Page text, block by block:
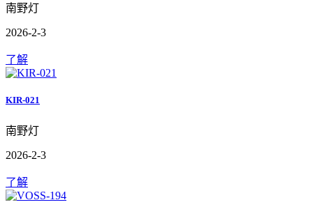
南野灯
2026-2-3
了解
KIR-021
南野灯
2026-2-3
了解